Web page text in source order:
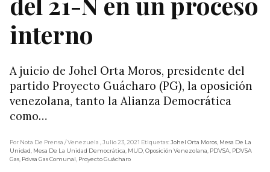
interno
A juicio de Johel Orta Moros, presidente del
partido Proyecto Guácharo (PG), la oposición
venezolana, tanto la Alianza Democrática
como…
Por Nota De Prensa / Venezuela , Julio 23, 2021 Etiquetas:Johel Orta Moros, Mesa De La
Unidad, Mesa De La Unidad Democrática, MUD,Oposición Venezolana, PDVSA, PDVSA
Gas, Pdvsa Gas Comunal, Proyecto Guácharo